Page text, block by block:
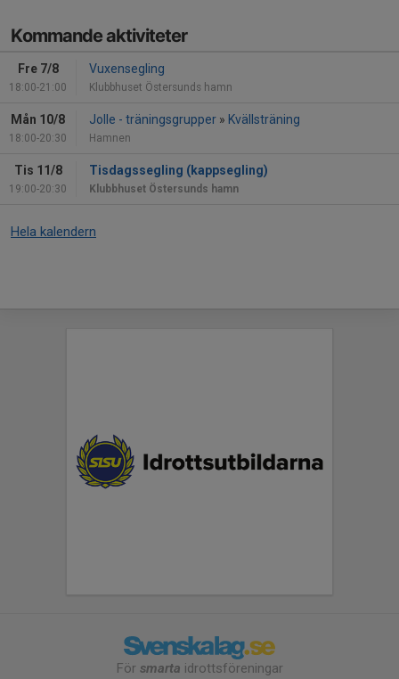
Kommande aktiviteter
Fre 7/8
18:00-21:00
Vuxensegling
Klubbhuset Östersunds hamn
Mån 10/8
18:00-20:30
Jolle - träningsgrupper » Kvällsträning
Hamnen
Tis 11/8
19:00-20:30
Tisdagssegling (kappsegling)
Klubbhuset Östersunds hamn
Hela kalendern
För smarta idrottsföreningar